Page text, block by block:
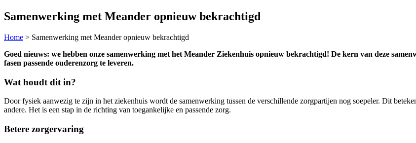
Samenwerking met Meander opnieuw bekrachtigd
Home > Samenwerking met Meander opnieuw bekrachtigd
Goed nieuws: we hebben onze samenwerking met het Meander Ziekenhuis opnieuw bekrachtigd! De kern van deze
fasen passende ouderenzorg te leveren.
Wat houdt dit in?
Door fysiek aanwezig te zijn in het ziekenhuis wordt de samenwerking tussen de verschillende zorgpartijen nog soepeler. Dit
andere. Het is een stap in de richting van toegankelijke en passende zorg.
Betere zorgervaring